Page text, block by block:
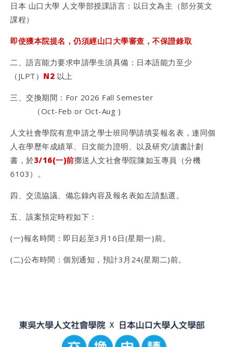
日本 山口大學 人文學部授課語言：以日文為主（部分英文
課程）
即使獲本院提名，仍須經山口大學審查，不保證錄取
二、語言能力要求申請學生須具備：日本語能力至少
（JLPT） N2 以上
三、交換期間：For 2026 Fall Semester
（Oct-Feb or Oct-Aug )
人文社會學院有意申請之學士班同學請填妥報名表，連同個
人在學歷年成績單、日文能力證明、以及研究/讀書計劃
書，於3/16(一)前擲送人文社會學院陳如玉專員（分機
6103）。
四、交流協議、備忘錄內容及報名表如左請點選。
五、該案預定時程如下：
(一)報名時間：即日起至3月16日(星期一)前。
(二)公布時間：個別通知，預計3月24(星期二)前。